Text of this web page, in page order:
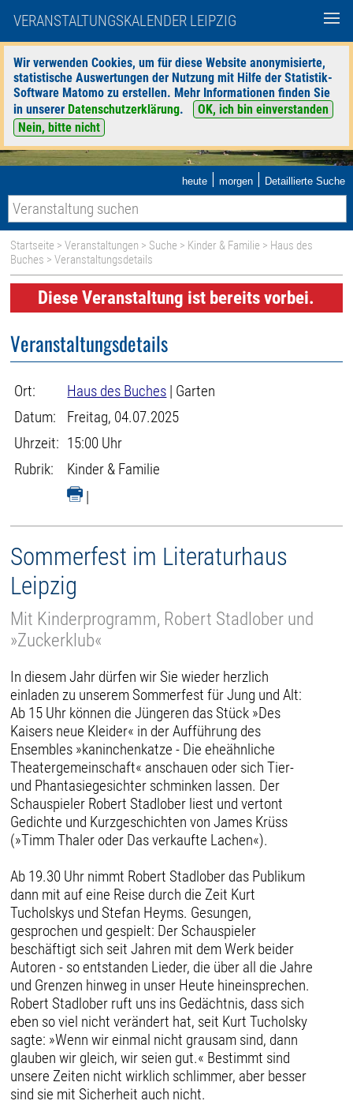
VERANSTALTUNGSKALENDER LEIPZIG
Wir verwenden Cookies, um für diese Website anonymisierte,
statistische Auswertungen der Nutzung mit Hilfe der Statistik-
Software Matomo zu erstellen. Mehr Informationen finden Sie
in unserer Datenschutzerklärung.
OK, ich bin einverstanden
Nein, bitte nicht
heute | morgen | Detaillierte Suche
Startseite >Veranstaltungen > Suche > Kinder & Familie > Haus des
Buches > Veranstaltungsdetails
Diese Veranstaltung ist bereits vorbei.
Veranstaltungsdetails
Ort: Haus des Buches | Garten
Datum:
Freitag, 04.07.2025
Uhrzeit: 15:00 Uhr
Rubrik:
Kinder & Familie
|
Sommerfest im Literaturhaus
Leipzig
Mit Kinderprogramm, Robert Stadlober und
»Zuckerklub«
In diesem Jahr dürfen wir Sie wieder herzlich
einladen zu unserem Sommerfest für Jung und Alt:
Ab 15 Uhr können die Jüngeren das Stück »Des
Kaisers neue Kleider« in der Aufführung des
Ensembles »kaninchenkatze - Die eheähnliche
Theatergemeinschaft« anschauen oder sich Tier-
und Phantasiegesichter schminken lassen. Der
Schauspieler Robert Stadlober liest und vertont
Gedichte und Kurzgeschichten von James Krüss
(»Timm Thaler oder Das verkaufte Lachen«).
Ab 19.30 Uhr nimmt Robert Stadlober das Publikum
dann mit auf eine Reise durch die Zeit Kurt
Tucholskys und Stefan Heyms. Gesungen,
gesprochen und gespielt: Der Schauspieler
beschäftigt sich seit Jahren mit dem Werk beider
Autoren - so entstanden Lieder, die über all die Jahre
und Grenzen hinweg in unser Heute hineinsprechen.
Robert Stadlober ruft uns ins Gedächtnis, dass sich
eben so viel nicht verändert hat, seit Kurt Tucholsky
sagte: »Wenn wir einmal nicht grausam sind, dann
glauben wir gleich, wir seien gut.« Bestimmt sind
unsere Zeiten nicht wirklich schlimmer, aber besser
sind sie mit Sicherheit auch nicht.